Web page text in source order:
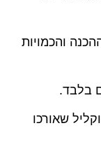
והכמויות
שאורכו